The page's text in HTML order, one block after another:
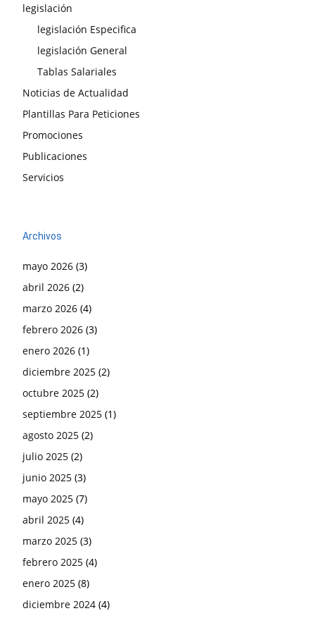
legislación
legislación Especifica
legislación General
Tablas Salariales
Noticias de Actualidad
Plantillas Para Peticiones
Promociones
Publicaciones
Servicios
Archivos
mayo 2026 (3)
abril 2026 (2)
marzo 2026 (4)
febrero 2026 (3)
enero 2026 (1)
diciembre 2025 (2)
octubre 2025 (2)
septiembre 2025 (1)
agosto 2025 (2)
julio 2025 (2)
junio 2025 (3)
mayo 2025 (7)
abril 2025 (4)
marzo 2025 (3)
febrero 2025 (4)
enero 2025 (8)
diciembre 2024 (4)